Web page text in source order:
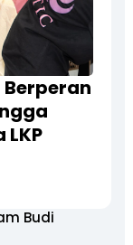
Budi